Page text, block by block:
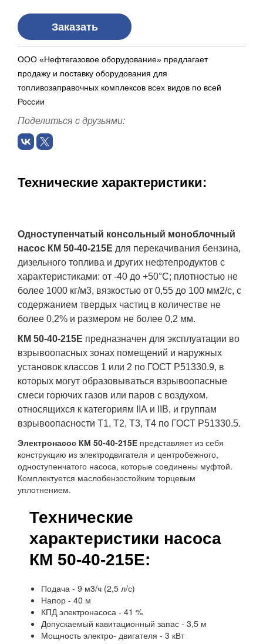
Заказать
ООО «Нефтегазовое оборудование» предлагает
продажу и поставку оборудования для
топливозаправочных комплексов всех видов по всей
России
Поделиться с друзьями:
Технические характеристики:
Одноступенчатый консольный моноблочный
насос КМ 50-40-215Е для перекачивания бензина,
дизельного топлива и других нефтепродуктов с
характеристиками: от -40 до +50°С; плотностью не
более 1000 кг/м3, вязкостью от 0,55 до 100 мм2/с, с
содержанием твердых частиц в количестве не
более 0,2% и размером не более 0,2 мм.
КМ 50-40-215Е предназначен для эксплуатации во
взрывоопасных зонах помещений и наружных
установок классов 1 или 2 по ГОСТ Р51330.9, в
которых могут образовываться взрывоопасные
смеси горючих газов или паров с воздухом,
относящихся к категориям IIА и IIВ, и группам
взрывоопасности Т1, Т2, Т3, Т4 по ГОСТ Р51330.5.
Электронасос КМ 50-40-215Е представляет из себя
конструкцию из электродвигателя и центробежного,
одноступенчатого насоса, которые соединены муфтой.
Комплектуется маслобензостойким торцевым
уплотнением.
Технические
характеристики насоса
КМ 50-40-215Е:
Подача - 9 м3/ч (2,5 л/с)
Напор - 40 м
КПД электронасоса - 41 %
Допускаемый кавитационный запас - 3,5 м
Мощность электро- двигателя - 3 кВт